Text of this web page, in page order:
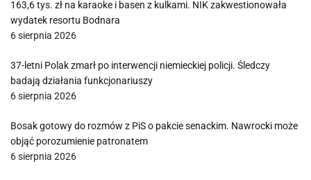
163,6 tys. zł na karaoke i basen z kulkami. NIK zakwestionowała
wydatek resortu Bodnara
6 sierpnia 2026
37-letni Polak zmarł po interwencji niemieckiej policji. Śledczy
badają działania funkcjonariuszy
6 sierpnia 2026
Bosak gotowy do rozmów z PiS o pakcie senackim. Nawrocki może
objąć porozumienie patronatem
6 sierpnia 2026